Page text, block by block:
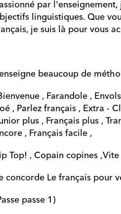
par
linguistiques. Que
je suis là pour vous
beaucoup de
, Farandole ,
, Parlez français , Extra -
plus , Français plus ,
, Français facile ,
Top! , Copain copines
concorde Le français pour
passe 1)